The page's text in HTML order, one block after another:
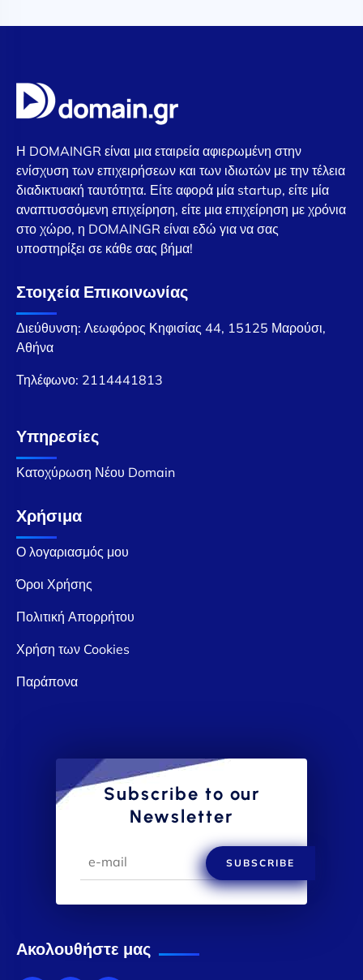
Η DOMAINGR είναι μια εταιρεία αφιερωμένη στην
ενίσχυση των επιχειρήσεων και των ιδιωτών με την τέλεια
διαδικτυακή ταυτότητα. Είτε αφορά μία startup, είτε μία
αναπτυσσόμενη επιχείρηση, είτε μια επιχείρηση με χρόνια
στο χώρο, η DOMAINGR είναι εδώ για να σας
υποστηρίξει σε κάθε σας βήμα!
Στοιχεία Επικοινωνίας
Διεύθυνση: Λεωφόρος Κηφισίας 44, 15125 Μαρούσι,
Αθήνα
Τηλέφωνο: 2114441813
Υπηρεσίες
Κατοχύρωση Νέου Domain
Χρήσιμα
Ο λογαριασμός μου
Όροι Χρήσης
Πολιτική Απορρήτου
Χρήση των Cookies
Παράπονα
Subscribe to our
Newsletter
SUBSCRIBE
Ακολουθήστε μας